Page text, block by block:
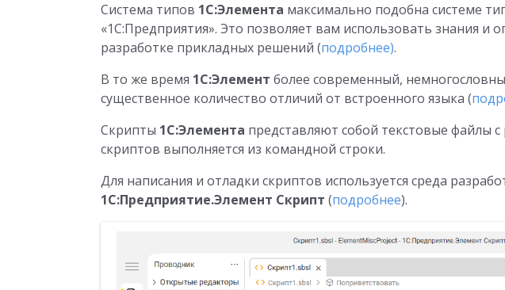
Система типов 1C:Элемента максимально подобна системе
«1С:Предприятия». Это позволяет вам использовать знания и
разработке прикладных решений (подробнее).
В то же время 1C:Элемент более современный,
существенное количество отличий от встроенного языка (
Скрипты 1C:Элемента представляют собой текстовые файлы
скриптов выполняется из командной строки.
Для написания и отладки скриптов используется среда
1C:Предприятие.Элемент Скрипт (подробнее).